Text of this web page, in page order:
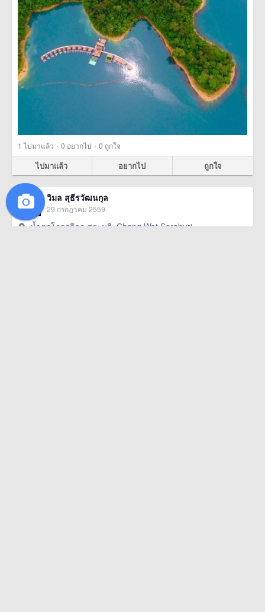
1 ไปมาแล้ว · 0 อยากไป · 0 ถูกใจ
ไปมาแล้ว อยากไป ถูกใจ
วิมล สุธีรวัฒนกุล
29 กรกฎาคม 2559
น้ำตกโกรกอีดก สระบุรี, Chang Wat Saraburi